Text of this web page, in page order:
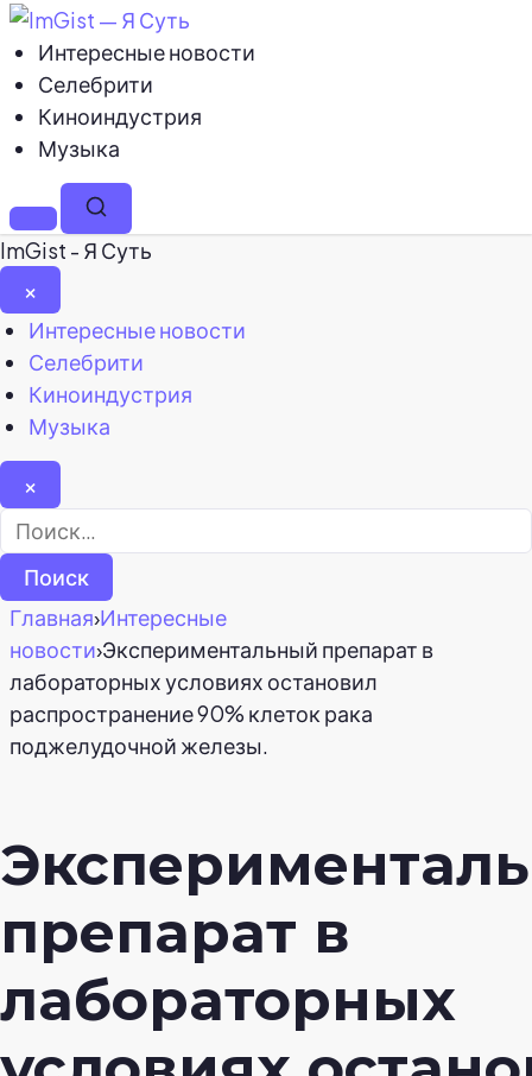
Интересные новости
Селебрити
Киноиндустрия
Музыка
МенюПоиск
ImGist - Я Суть
×
Закрыть
меню
Интересные новости
Селебрити
Киноиндустрия
Музыка
×
Найти:
Главная›Интересные
новости›Экспериментальный препарат в
лабораторных условиях остановил
распространение 90% клеток рака
поджелудочной железы.
препарат в
лабораторных